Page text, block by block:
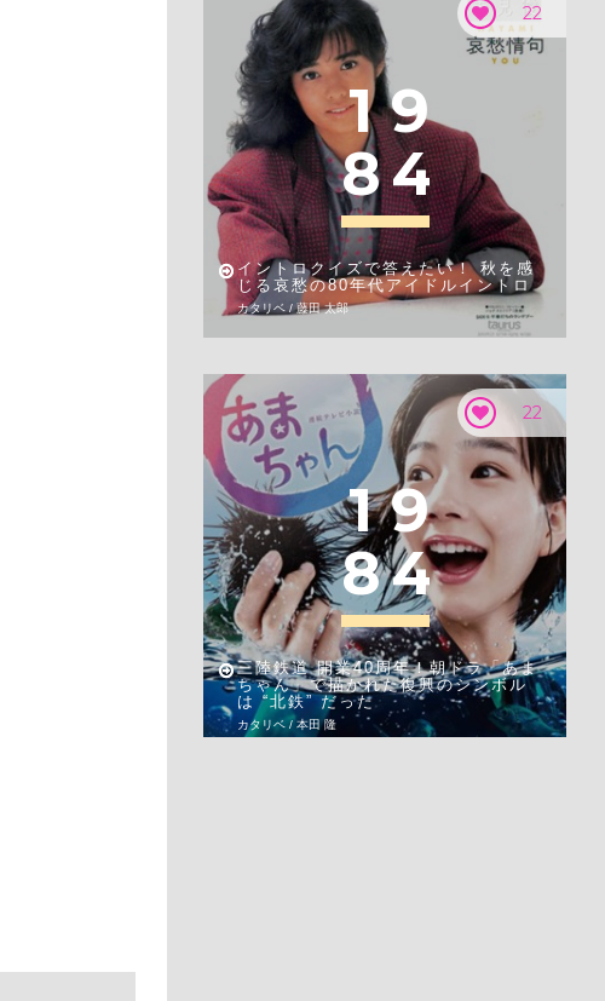
22
1 9
84
イントロクイズで答えたい！ 秋を感
じる哀愁の80年代アイドルイントロ
カタリベ / 藤田 太郎
22
1 9
84
三陸鉄道 開業40周年！朝ドラ「あま
ちゃん」で描かれた復興のシンボル
は “北鉄” だった
カタリベ / 本田 隆